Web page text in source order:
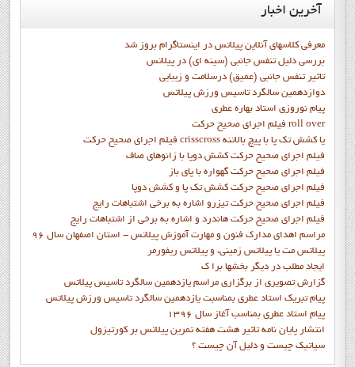
آخرین اخبار
معرفی کلاسهای آنلاین پیلاتس در اینستاگرام بروز شد
بررسی دلیل تنفس جانبی (سینه ای) در پیلاتس
تاثیر تنفس جانبی (عمیق) درسلامت و زیبایی
دوازدهمين سالگرد تاسيس ورزش پيلاتس
پيام نوروزي استاد بهاره عطري
فيلم اجراي صحيح حرکت roll over
فيلم اجراي صحيح حركت crisscross يا كشش تك پا با پيچ بالاتنه
فيلم اجراي صحيح حرکت كشش دوپا با زانوهاي صاف
فيلم اجراي صحيح حرکت گهواره با پاي باز
فيلم اجراي صحيح حرکت کشش تک پا و کشش دوپا
فيلم اجراي صحيح حرکت تيزرو اشاره به برخي اشتباهات رايج
فيلم اجراي صحيح حرکت هاندرد و اشاره به برخي از اشتباهات رايج
مراسم اهدای مدارک فنون و مهارت آموزش پیلاتس - استان اصفهان سال 96
پیلاتس مت یا پیلاتس زمینی، و پیلاتس ریفورمر
ايجاد مطلب در ديگر بخشها برا ک
گزارش تصويري از برگزاري مراسم يازدهمين سالگرد تاسيس پيلاتس
پيام تبريک استاد عطري بمناسبت يازدهمين سالگرد تاسيس ورزش پيلاتس
پيام استاد عطري بمناسب آغاز سال 1396
انتشار پايان نامه تاثیر هشت هفته تمرین پیلاتس بر کورتیزول
سیاتیک چیست و دلیل آن چیست ؟